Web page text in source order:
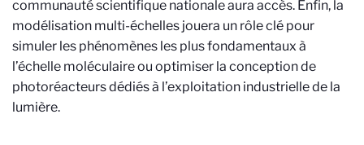
communauté scientifique nationale aura accès. Enfin, la
modélisation multi-échelles jouera un rôle clé pour
simuler les phénomènes les plus fondamentaux à
l’échelle moléculaire ou optimiser la conception de
photoréacteurs dédiés à l’exploitation industrielle de la
lumière.